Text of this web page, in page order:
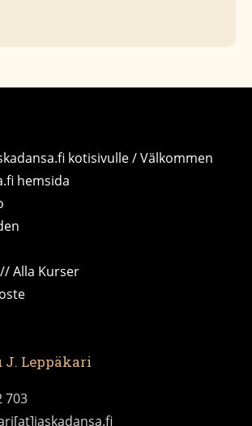
kotisivulle / Välkommen
hemsida
Alla Kurser
J. Leppäkari
703